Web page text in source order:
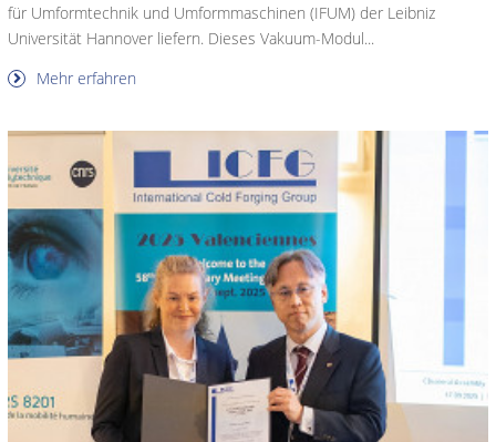
für Umformtechnik und Umformmaschinen (IFUM) der Leibniz
Universität Hannover liefern. Dieses Vakuum-Modul...
Mehr erfahren